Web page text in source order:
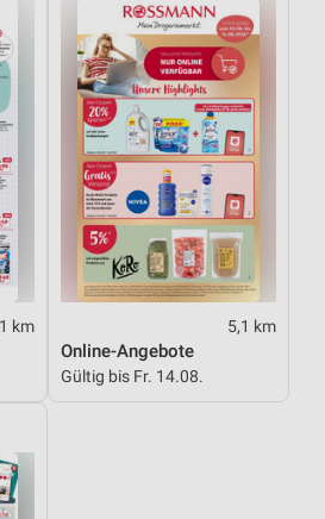
km 5,1 km
Online-Angebote
Gültig bis Fr. 14.08.